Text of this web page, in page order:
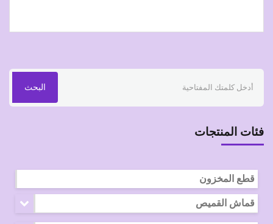
البحث
فئات المنتجات
قطع المخزون
قماش القميص